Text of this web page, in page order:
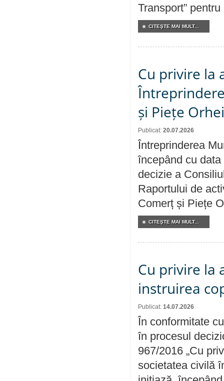
Transport” pentru
CITEŞTE MAI MULT...
Cu privire la
și Piețe
Publicat: 20.07.2026
Întreprinderea
începând cu
decizie a
Raportului de
Comerț și Piețe
CITEŞTE MAI MULT...
Cu privire la
instruirea
Publicat: 14.07.2026
În conformitate
în procesul
967/2016 „Cu
societatea civilă